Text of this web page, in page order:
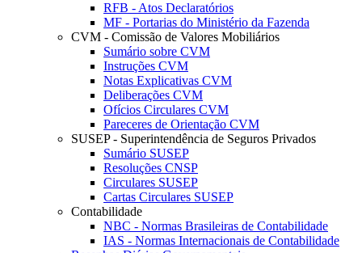
RFB - Atos Declaratórios
MF - Portarias do Ministério da Fazenda
CVM - Comissão de Valores Mobiliários
Sumário sobre CVM
Instruções CVM
Notas Explicativas CVM
Deliberações CVM
Ofícios Circulares CVM
Pareceres de Orientação CVM
SUSEP - Superintendência de Seguros Privados
Sumário SUSEP
Resoluções CNSP
Circulares SUSEP
Cartas Circulares SUSEP
Contabilidade
NBC - Normas Brasileiras de Contabilidade
IAS - Normas Internacionais de Contabilidade